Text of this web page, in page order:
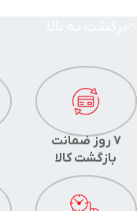
7 روز ضمانت
بازگشت کالا